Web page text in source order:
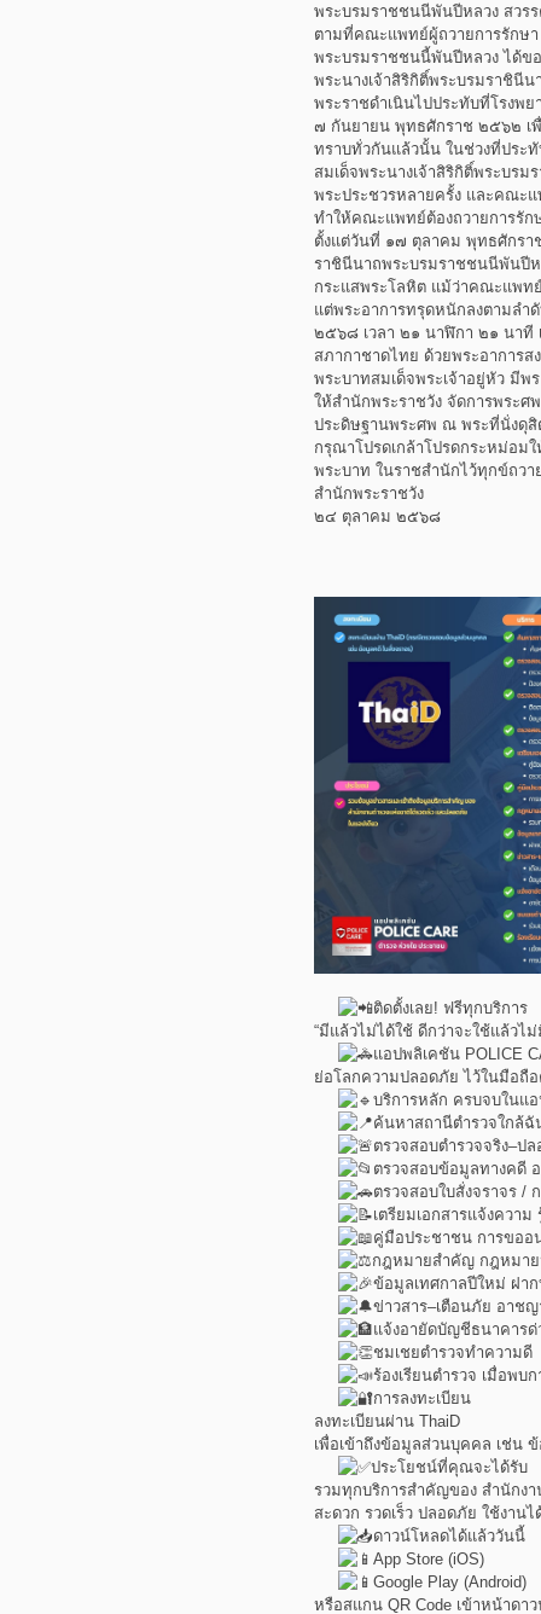
พระบรมราชชนนีพันปีหลวง สวร
ตามที่คณะแพทย์ผู้ถวายการรักษา
พระบรมราชชนนี้พันปีหลวง ได้ข
พระนางเจ้าสิริกิติ์พระบรมราชินี
พระราชดำเนินไปประทับที่โรงพ
๗ กันยายน พุทธศักราช ๒๕๖๒ เพื่
ทราบทั่วกันแล้วนั้น ในช่วงที่ประ
สมเด็จพระนางเจ้าสิริกิติ์พระบร
พระประชวรหลายครั้ง และคณะ
ทำให้คณะแพทย์ต้องถวายการรัก
ตั้งแต่วันที่ ๑๗ ตุลาคม พุทธศักรา
ราชินีนาถพระบรมราชชนนีพันปีห
กระแสพระโลหิต แม้ว่าคณะแพท
แต่พระอาการทรุดหนักลงตามล
๒๕๖๘ เวลา ๒๑ นาฬิกา ๒๑ นาที
สภากาชาดไทย ด้วยพระอาการ
พระบาทสมเด็จพระเจ้าอยู่หัว มีพ
ให้สำนักพระราชวัง จัดการพระศ
ประดิษฐานพระศพ ณ พระที่นั่งดุสิ
กรุณาโปรดเกล้าโปรดกระหม่อม
พระบาท ในราชสำนักไว้ทุกข์ถว
สำนักพระราชวัง
๒๔ ตุลาคม ๒๕๖๘
ติดตั้งเลย! ฟรีทุกบริการ
“มีแล้วไม่ได้ใช้ ดีกว่าจะใช้แล้วไม่
แอปพลิเคชัน POLICE
ย่อโลกความปลอดภัย ไว้ในมือถื
บริการหลัก ครบจบในแอ
ค้นหาสถานีตำรวจใกล้ฉั
ตรวจสอบตำรวจจริง–ป
ตรวจสอบข้อมูลทางคดี
ตรวจสอบใบสั่งจราจร /
เตรียมเอกสารแจ้งความ
คู่มือประชาชน การขออ
กฎหมายสำคัญ กฎหมาย
ข้อมูลเทศกาลปีใหม่ ฝาก
ข่าวสาร–เตือนภัย อาช
แจ้งอายัดบัญชีธนาคารด่
ชมเชยตำรวจทำความดี
ร้องเรียนตำรวจ เมื่อพบ
การลงทะเบียน
ลงทะเบียนผ่าน ThaiD
เพื่อเข้าถึงข้อมูลส่วนบุคคล เช่น
ประโยชน์ที่คุณจะได้รับ
รวมทุกบริการสำคัญของ สำนักงา
สะดวก รวดเร็ว ปลอดภัย ใช้งาน
ดาวน์โหลดได้แล้ววันนี้
App Store (iOS)
Google Play (Android)
หรือสแกน QR Code เข้าหน้าดา